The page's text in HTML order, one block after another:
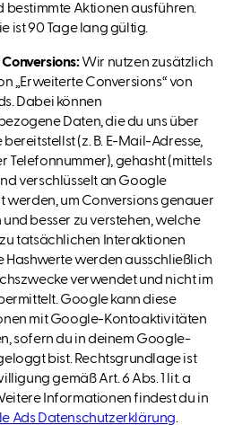
bestimmte Aktionen ausführen.
ist 90 Tage lang gültig.
Wir nutzen zusätzlich
„Erweiterte Conversions“ von
Dabei können
Daten, die du uns über
bereitstellst (z. B. E-Mail-Adresse,
Telefonnummer), gehasht (mittels
verschlüsselt an Google
werden, um Conversions genauer
und besser zu verstehen, welche
tatsächlichen Interaktionen
Hashwerte werden ausschließlich
verwendet und nicht im
Google kann diese
mit Google-Kontoaktivitäten
sofern du in deinem Google-
bist. Rechtsgrundlage ist
gemäß Art. 6 Abs. 1 lit. a
Informationen findest du in
Ads Datenschutzerklärung.